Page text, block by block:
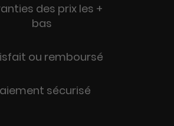
des prix les +
bas
ou remboursé
sécurisé